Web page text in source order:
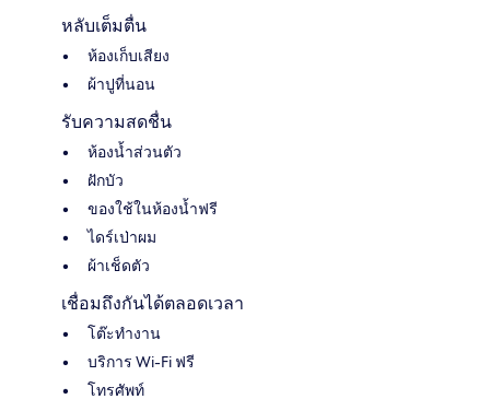
หลับเต็มตื่น
ห้องเก็บเสียง
ผ้าปูที่นอน
รับความสดชื่น
ห้องน้ำส่วนตัว
ฝักบัว
ของใช้ในห้องน้ำฟรี
ไดร์เป่าผม
ผ้าเช็ดตัว
เชื่อมถึงกันได้ตลอดเวลา
โต๊ะทำงาน
บริการ Wi-Fi ฟรี
โทรศัพท์